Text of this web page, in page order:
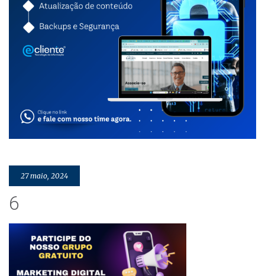
27 maio, 2024
6